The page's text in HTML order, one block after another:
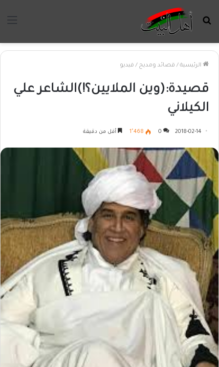
بحث
الرئيسية / قصائد ومديح / فيديو
قصيدة:(وين الملايين؟!)الشاعر علي
الكيلاني
2018-02-14
0 1٬468 أقل من دقيقة